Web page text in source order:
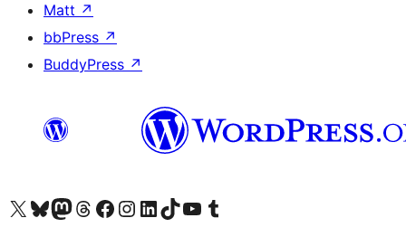
Matt ↗
bbPress ↗
BuddyPress ↗
Visit our X (formerly Twitter) account
Visit our Bluesky account
Visit our Mastodon account
Visit our Threads account
Visita nuestra página de Facebook
Visita nuestra cuenta de Instagram
Visita nuestra cuenta de LinkedIn
Visit our TikTok account
Visita nuestro canal de YouTube
Visit our Tumblr account